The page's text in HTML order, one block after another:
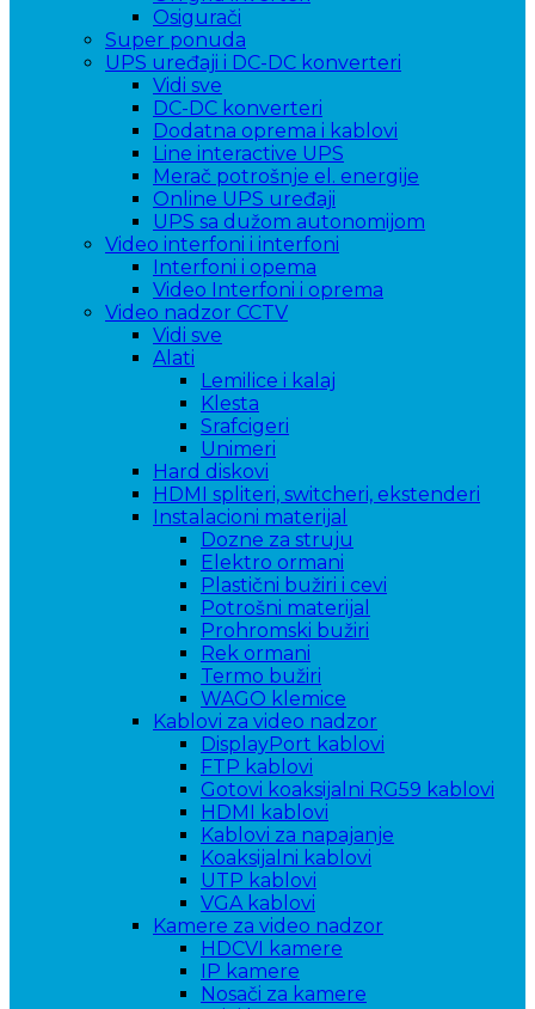
Osigurači
Super ponuda
UPS uređaji i DC-DC konverteri
Vidi sve
DC-DC konverteri
Dodatna oprema i kablovi
Line interactive UPS
Merač potrošnje el. energije
Online UPS uređaji
UPS sa dužom autonomijom
Video interfoni i interfoni
Interfoni i opema
Video Interfoni i oprema
Video nadzor CCTV
Vidi sve
Alati
Lemilice i kalaj
Klesta
Srafcigeri
Unimeri
Hard diskovi
HDMI spliteri, switcheri, ekstenderi
Instalacioni materijal
Dozne za struju
Elektro ormani
Plastični bužiri i cevi
Potrošni materijal
Prohromski bužiri
Rek ormani
Termo bužiri
WAGO klemice
Kablovi za video nadzor
DisplayPort kablovi
FTP kablovi
Gotovi koaksijalni RG59 kablovi
HDMI kablovi
Kablovi za napajanje
Koaksijalni kablovi
UTP kablovi
VGA kablovi
Kamere za video nadzor
HDCVI kamere
IP kamere
Nosači za kamere